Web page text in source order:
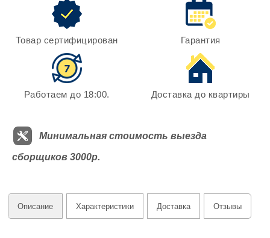
Товар сертифицирован Гарантия
Работаем до 18:00. Доставка до квартиры
Минимальная стоимость выезда
сборщиков 3000р.
Описание Характеристики Доставка Отзывы